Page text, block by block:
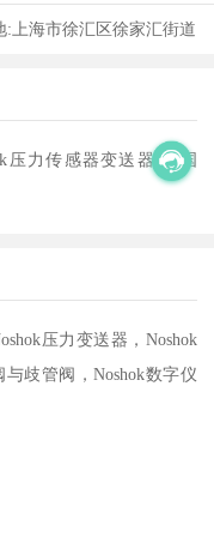
:上海市徐汇区徐家汇街道
压力传感器变送器,美国
压力变送器，Noshok
与歧管阀，Noshok数字仪